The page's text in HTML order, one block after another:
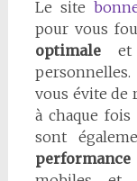
Le site
pour vous
optimaleet
vous évite de
à chaque
sont